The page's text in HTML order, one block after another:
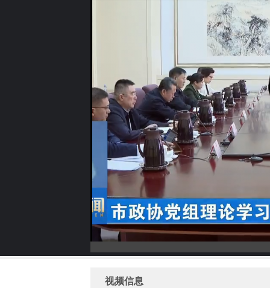
视频信息